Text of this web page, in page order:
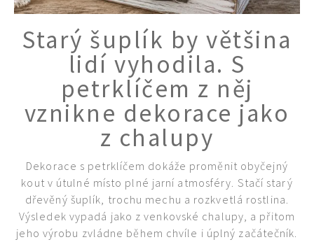
Starý šuplík by většina
lidí vyhodila. S
petrklíčem z něj
vznikne dekorace jako
z chalupy
Dekorace s petrklíčem dokáže proměnit obyčejný
kout v útulné místo plné jarní atmosféry. Stačí starý
dřevěný šuplík, trochu mechu a rozkvetlá rostlina.
Výsledek vypadá jako z venkovské chalupy, a přitom
jeho výrobu zvládne během chvíle i úplný začátečník.